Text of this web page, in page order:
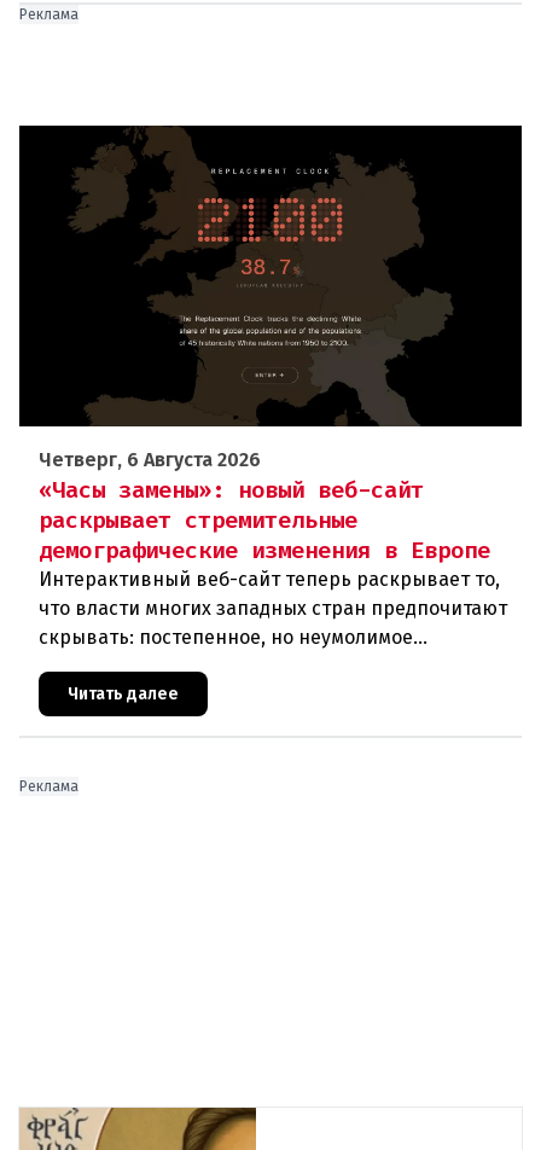
Реклама
Четверг, 6 Августа 2026
«Часы замены»: новый веб-сайт
раскрывает стремительные
демографические изменения в Европе
Интерактивный веб-сайт теперь раскрывает то,
что власти многих западных стран предпочитают
скрывать: постепенное, но неумолимое
сокращение численности населения
европейского происхождения. «Часы замен
Читать далее
Реклама